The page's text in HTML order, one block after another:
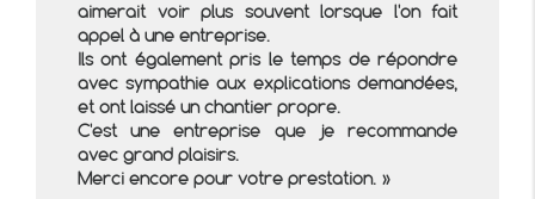
aimerait voir plus souvent lorsque l'on fait
appel à une entreprise.
Ils ont également pris le temps de répondre
avec sympathie aux explications demandées,
et ont laissé un chantier propre.
C'est une entreprise que je recommande
avec grand plaisirs.
Merci encore pour votre prestation.